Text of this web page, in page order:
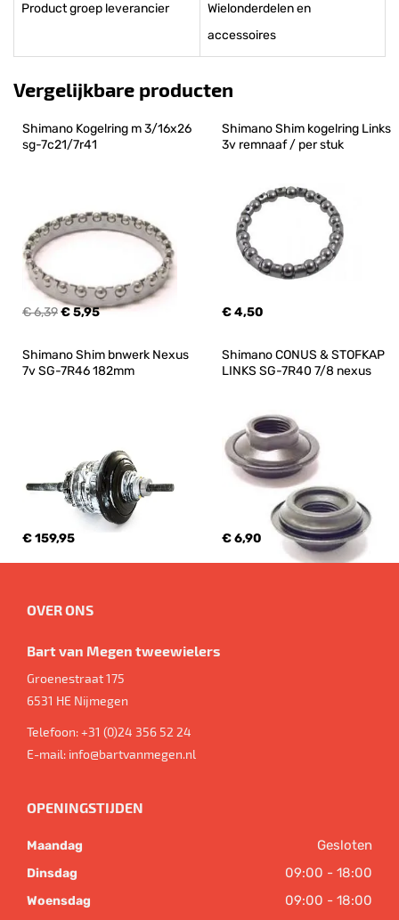
Product groep leverancier
Wielonderdelen en
accessoires
Vergelijkbare producten
Shimano Kogelring m 3/16x26
sg-7c21/7r41
€ 6,39€ 5,95
Shimano Shim kogelring Links
3v remnaaf / per stuk
€ 4,50
Shimano Shim bnwerk Nexus
7v SG-7R46 182mm
€ 159,95
Shimano CONUS & STOFKAP
LINKS SG-7R40 7/8 nexus
€ 6,90
OVER ONS
Bart van Megen tweewielers
Groenestraat 175
6531 HE Nijmegen
Telefoon:+31 (0)24 356 52 24
E-mail: info@bartvanmegen.nl
OPENINGSTIJDEN
Maandag Gesloten
Dinsdag 09:00 - 18:00
Woensdag 09:00 - 18:00